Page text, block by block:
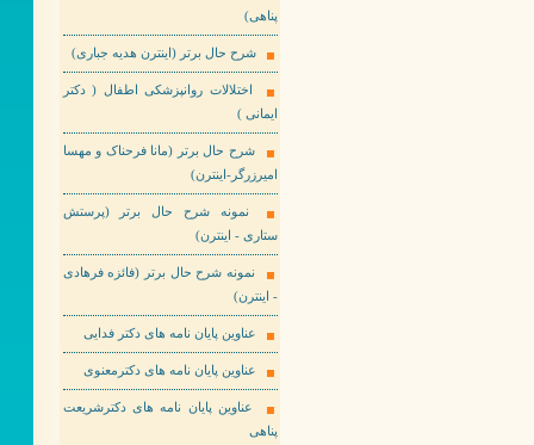
پناهی)
شرح حال برتر (اینترن هدیه جباری)
اختلالات روانپزشکی اطفال ( دکتر
ایمانی )
شرح حال برتر (مانا فرحناک و مهسا
امیرزرگر-اینترن)
نمونه شرح حال برتر (پرستش
ستاری - اینترن)
نمونه شرح حال برتر (فائزه فرهادی
- اینترن)
عناوین پایان نامه های دکتر فدایی
عناوین پایان نامه های دکترمعنوی
عناوین پایان نامه های دکترشریعت
پناهی